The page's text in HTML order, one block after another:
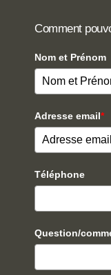
Comment
Nom et Prénom
Adresse email*
Téléphone
Question/